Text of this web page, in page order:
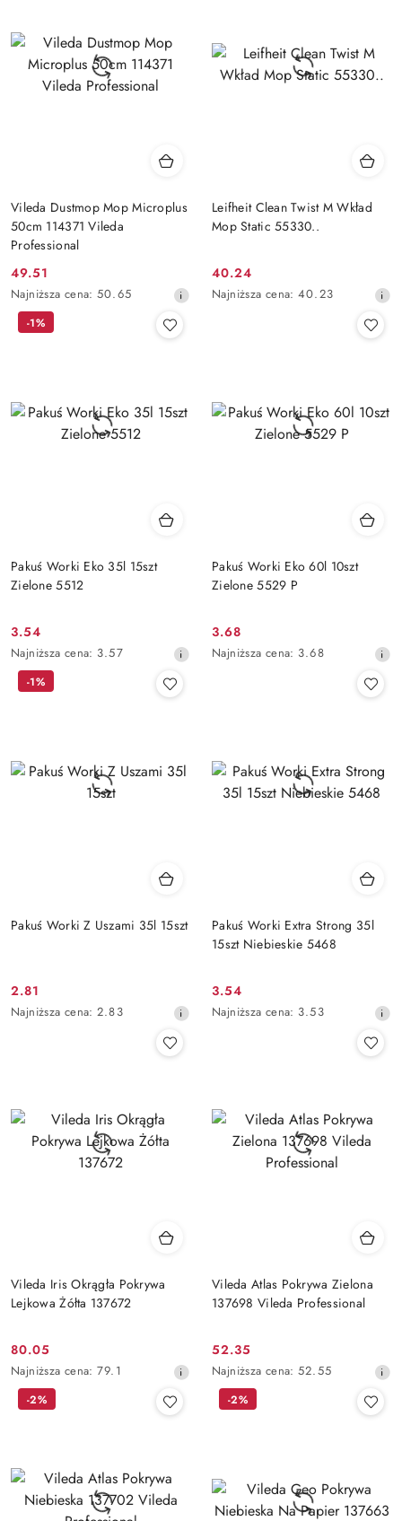
obniżką
Vileda Dustmop Mop Microplus
50cm 114371 Vileda
Professional
Cena
promocyjna:
49.51
Najniższa
cena
Najniższa cena: 50.65
Leifheit Clean Twist M Wkład
Mop Static 55330..
Cena
promocyjna:
40.24
Najniższa
Najniższa cena: 40.23
Pakuś Worki Eko 35l 15szt
Zielone 5512
Cena
promocyjna:
3.54
Najniższa
cena
Najniższa cena: 3.57
-1%
Pakuś Worki Eko 60l 10szt
Zielone 5529 P
Cena
promocyjna:
3.68
Najniższa
Najniższa cena: 3.68
Pakuś Worki Z Uszami 35l 15szt
Cena
promocyjna:
2.81
Najniższa
obniżką
Najniższa cena: 2.83
-1%
Pakuś Worki Extra Strong 35l
15szt Niebieskie 5468
Cena
promocyjna:
3.54
Najniższa
obniżką
Najniższa cena: 3.53
Vileda Iris Okrągła Pokrywa
Lejkowa Żółta 137672
Cena
promocyjna:
80.05
Najniższa
cena
obniżką
Najniższa cena: 79.1
Vileda Atlas Pokrywa Zielona
137698 Vileda Professional
Cena
promocyjna:
52.35
Najniższa
cena
Najniższa cena: 52.55
-2% -2%